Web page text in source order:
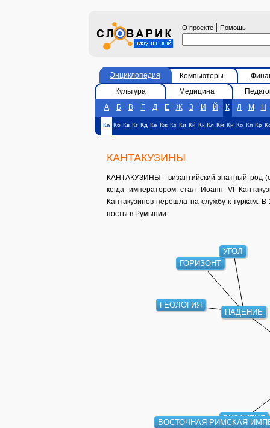
О проекте | Помощь
Энциклопедия Компьютеры
Культура
Медицина
А
Б В Г Д Е Ж З И Й К Л М Н
Ка Кб Кв Кг Кд Ке Кж Кз Ки Кй Кк Кл Км Кн Ко Кп Кр
КАНТАКУЗИНЫ
КАНТАКУЗИНЫ - византийский знатный род
когда императором стал Иоанн VI
Кантакузинов перешла на службу к туркам.
посты в Румынии.
ПАДЕНИЕ
ВИЗАНТИЯ
ГОРИЗОНТ
ГЕОЛОГИЯ
УГОЛ
ВОСТОЧНАЯ РИМСКАЯ